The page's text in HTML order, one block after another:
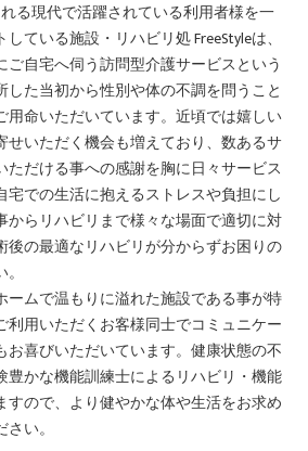
る現代で活躍されている利用者様を一
ている施設・リハビリ処 FreeStyleは、
ご自宅へ伺う訪問型介護サービスという
た当初から性別や体の不調を問うこと
用命いただいています。近頃では嬉しい
せいただく機会も増えており、数あるサ
ただける事への感謝を胸に日々サービス
宅での生活に抱えるストレスや負担にし
からリハビリまで様々な場面で適切に対
後の最適なリハビリが分からずお困りの
ームで温もりに溢れた施設である事が特
利用いただくお客様同士でコミュニケー
お喜びいただいています。健康状態の不
豊かな機能訓練士によるリハビリ・機能
すので、より健やかな体や生活をお求め
い。